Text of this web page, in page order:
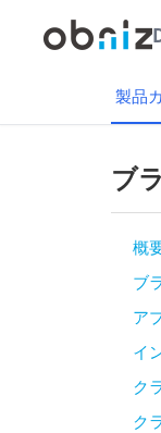
製品
ブ
概
ブ
ア
イ
ク
ク